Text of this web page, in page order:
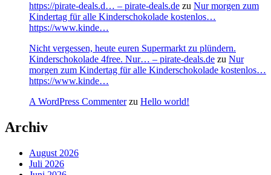
https://pirate-deals.d… – pirate-deals.de zu Nur morgen zum
Kindertag für alle Kinderschokolade kostenlos…
https://www.kinde…
Nicht vergessen, heute euren Supermarkt zu plündern.
Kinderschokolade 4free. Nur… – pirate-deals.de zu Nur
morgen zum Kindertag für alle Kinderschokolade kostenlos…
https://www.kinde…
A WordPress Commenterzu Hello world!
Archiv
August 2026
Juli 2026